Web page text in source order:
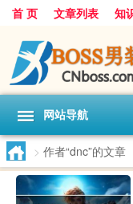
首 页 文章列表 知
网站导航
> 作者“dnc”的文章